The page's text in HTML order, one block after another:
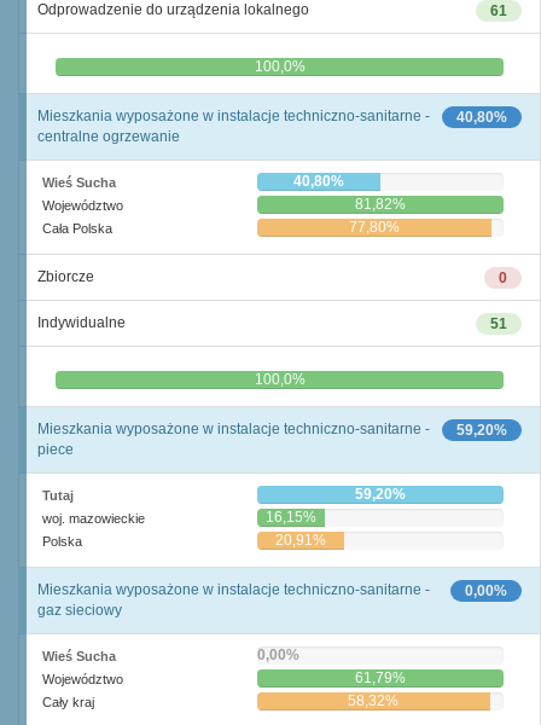
61
Odprowadzenie do urządzenia lokalnego
0,0% 100,0%
40,80%
Mieszkania wyposażone w instalacje techniczno-sanitarne -
centralne ogrzewanie
Wieś Sucha 40,80%
Województwo 81,82%
Cała Polska 77,80%
0
Zbiorcze
51
Indywidualne
0,0% 100,0%
59,20%
Mieszkania wyposażone w instalacje techniczno-sanitarne -
piece
Tutaj 59,20%
woj. mazowieckie 16,15%
Polska 20,91%
0,00%
Mieszkania wyposażone w instalacje techniczno-sanitarne -
gaz sieciowy
Wieś Sucha 0,00%
Województwo 61,79%
Cały kraj 58,32%